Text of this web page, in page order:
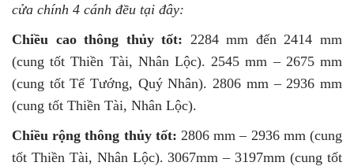
cửa chính 4 cánh đều tại đây:
Chiều cao thông thủy tốt: 2284 mm đến 2414 mm
(cung tốt Thiền Tài, Nhân Lộc). 2545 mm – 2675 mm
(cung tốt Tể Tướng, Quý Nhân). 2806 mm – 2936 mm
(cung tốt Thiền Tài, Nhân Lộc).
Chiều rộng thông thủy tốt: 2806 mm – 2936 mm (cung
tốt Thiền Tài, Nhân Lộc). 3067mm – 3197mm (cung tốt